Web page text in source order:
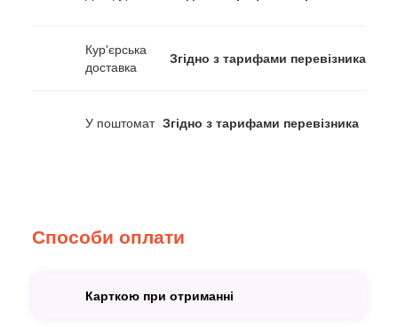
Кур'єрська
доставка
Згідно з тарифами перевізника
У поштомат Згідно з тарифами перевізника
Способи оплати
Карткою при отриманні